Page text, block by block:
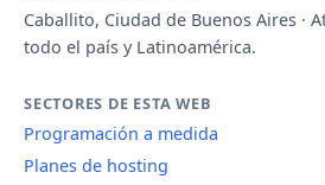
Caballito, Ciudad de Buenos Aires ·
todo el país y Latinoamérica.
SECTORES DE ESTA WEB
Programación a medida
Planes de hosting